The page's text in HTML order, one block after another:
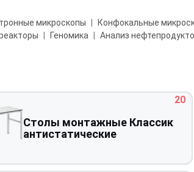
микроскопы Конфокальные
Геномика Анализ
Столы монтажные Классик
антистатические
20